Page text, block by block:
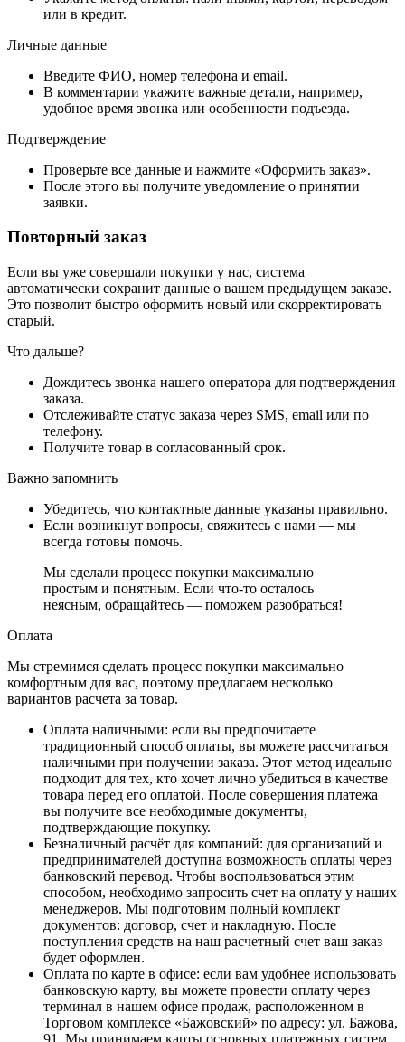
или в кредит.
Личные данные
Введите ФИО, номер телефона и email.
В комментарии укажите важные детали, например,
удобное время звонка или особенности подъезда.
Подтверждение
Проверьте все данные и нажмите «Оформить заказ».
После этого вы получите уведомление о принятии
заявки.
Повторный заказ
Если вы уже совершали покупки у нас, система
автоматически сохранит данные о вашем предыдущем заказе.
Это позволит быстро оформить новый или скорректировать
старый.
Что дальше?
Дождитесь звонка нашего оператора для подтверждения
заказа.
Отслеживайте статус заказа через SMS, email или по
телефону.
Получите товар в согласованный срок.
Важно запомнить
Убедитесь, что контактные данные указаны правильно.
Если возникнут вопросы, свяжитесь с нами — мы
всегда готовы помочь.
Мы сделали процесс покупки максимально
простым и понятным. Если что-то осталось
неясным, обращайтесь — поможем разобраться!
Оплата
Мы стремимся сделать процесс покупки максимально
комфортным для вас, поэтому предлагаем несколько
вариантов расчета за товар.
Оплата наличными: если вы предпочитаете
традиционный способ оплаты, вы можете рассчитаться
наличными при получении заказа. Этот метод идеально
подходит для тех, кто хочет лично убедиться в качестве
товара перед его оплатой. После совершения платежа
вы получите все необходимые документы,
подтверждающие покупку.
Безналичный расчёт для компаний: для организаций и
предпринимателей доступна возможность оплаты через
банковский перевод. Чтобы воспользоваться этим
способом, необходимо запросить счет на оплату у наших
менеджеров. Мы подготовим полный комплект
документов: договор, счет и накладную. После
поступления средств на наш расчетный счет ваш заказ
будет оформлен.
Оплата по карте в офисе: если вам удобнее использовать
банковскую карту, вы можете провести оплату через
терминал в нашем офисе продаж, расположенном в
Торговом комплексе «Бажовский» по адресу: ул. Бажова,